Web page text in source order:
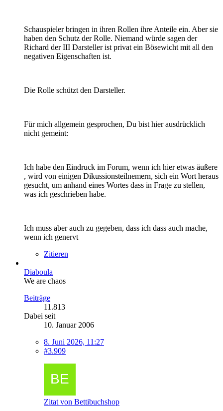
Schauspieler bringen in ihren Rollen ihre Anteile ein. Aber sie
haben den Schutz der Rolle. Niemand würde sagen der
Richard der III Darsteller ist privat ein Bösewicht mit all den
negativen Eigenschaften ist.
Die Rolle schützt den Darsteller.
Für mich allgemein gesprochen, Du bist hier ausdrücklich
nicht gemeint:
Ich habe den Eindruck im Forum, wenn ich hier etwas äußere
, wird von einigen Dikussionsteilnemern, sich ein Wort heraus
gesucht, um anhand eines Wortes dass in Frage zu stellen,
was ich geschrieben habe.
Ich muss aber auch zu gegeben, dass ich dass auch mache,
wenn ich genervt
Zitieren
Diaboula
We are chaos
Beiträge
11.813
Dabei seit
10. Januar 2006
8. Juni 2026, 11:27
#3.909
Zitat von Bettibuchshop